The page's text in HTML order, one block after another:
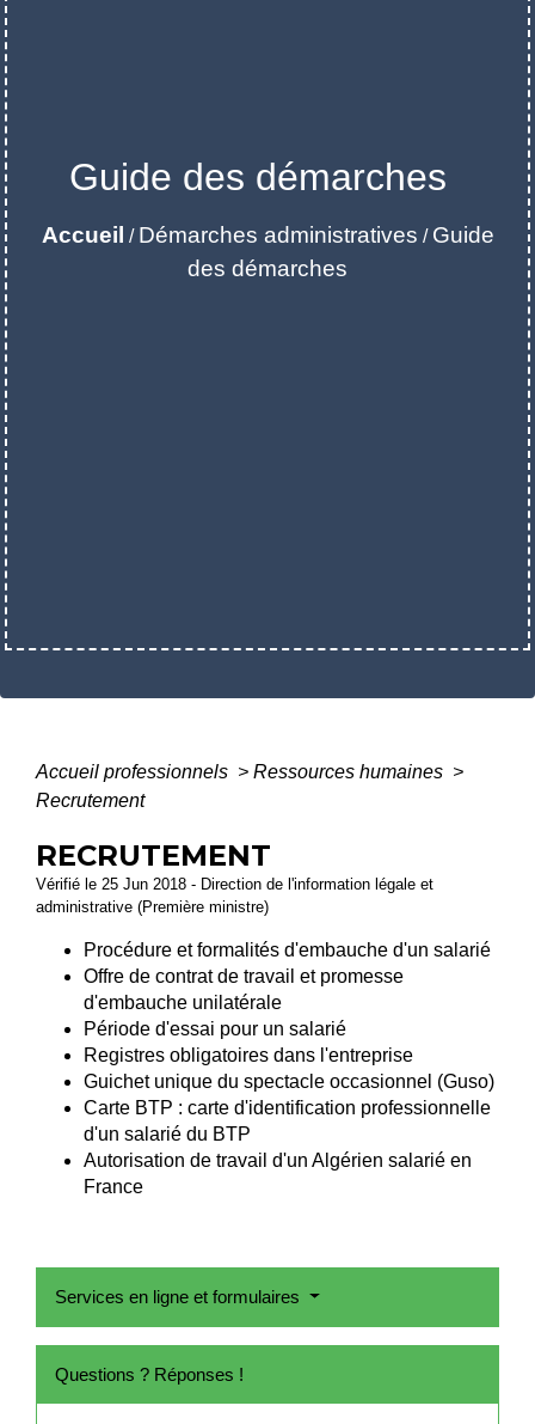
Guide des démarches
Accueil / Démarches administratives / Guide
des démarches
Accueil professionnels > Ressources humaines >
Recrutement
RECRUTEMENT
Vérifié le 25 Jun 2018 - Direction de l'information légale et
administrative (Première ministre)
Procédure et formalités d'embauche d'un salarié
Offre de contrat de travail et promesse
d'embauche unilatérale
Période d'essai pour un salarié
Registres obligatoires dans l'entreprise
Guichet unique du spectacle occasionnel (Guso)
Carte BTP : carte d'identification professionnelle
d'un salarié du BTP
Autorisation de travail d'un Algérien salarié en
France
Services en ligne et formulaires
Questions ? Réponses !